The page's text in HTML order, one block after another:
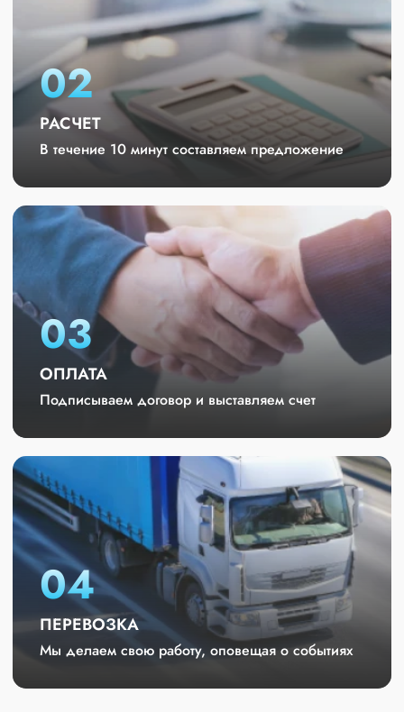
02
РАСЧЕТ
В течение 10 минут составляем предложение
03
ОПЛАТА
Подписываем договор и выставляем счет
04
ПЕРЕВОЗКА
Мы делаем свою работу, оповещая о событиях